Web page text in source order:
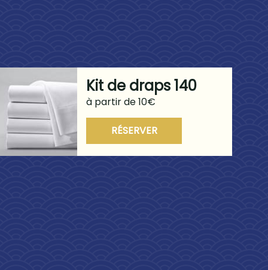
Kit de draps 140
à partir de 10€
RÉSERVER